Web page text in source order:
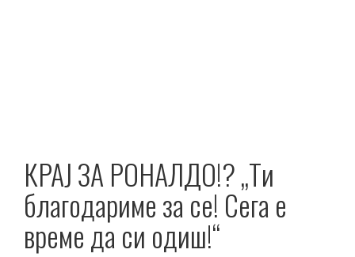
КРАЈ ЗА РОНАЛДО!? „Ти
благодариме за се! Сега е
време да си одиш!“